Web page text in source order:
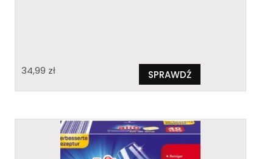
34,99 zł SPRAWDŹ